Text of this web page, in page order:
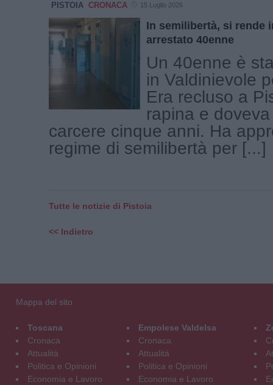
PISTOIA CRONACA 15 Luglio 2026
In semilibertà, si rende
arrestato 40enne
Un 40enne è
in Valdinievole
Era recluso a
rapina e
carcere cinque anni. Ha
regime di semilibertà per [...]
Tutte le notizie di Pistoia
<< Indietro
Mappa del sito
Toscana
Cronaca
Attualità
Politica e Opinioni
Economia e Lavoro
Empolese Valdelsa
Cronaca
Attualità
Politica e Opinioni
Economia e Lavoro